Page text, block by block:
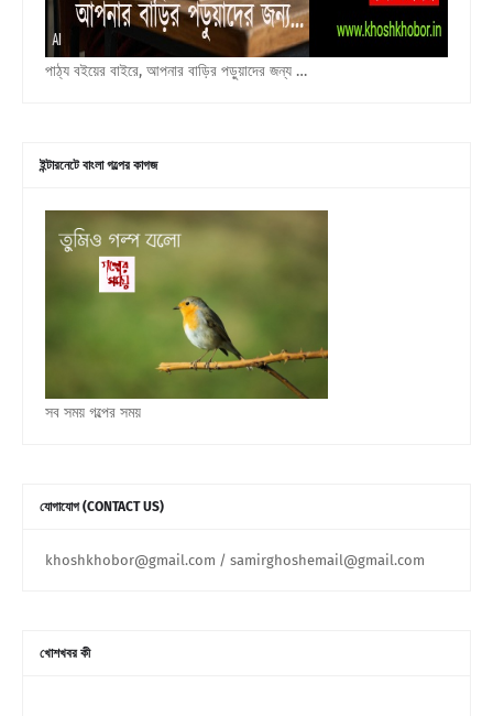
পাঠ্য বইয়ের বাইরে, আপনার বাড়ির পড়ুয়াদের জন্য …
ইন্টারনেটে বাংলা গল্পের কাগজ
সব সময় গল্পের সময়
যোগাযোগ (CONTACT US)
khoshkhobor@gmail.com / samirghoshemail@gmail.com
খোশখবর কী